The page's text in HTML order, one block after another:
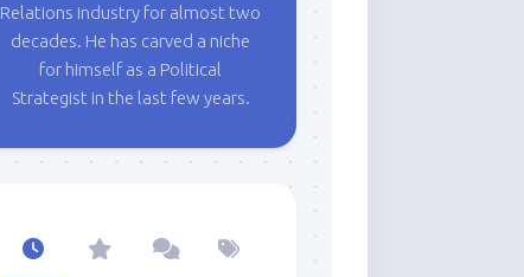
Relations industry for almost two
decades. He has carved a niche
for himself as a Political
Strategist in the last few years.